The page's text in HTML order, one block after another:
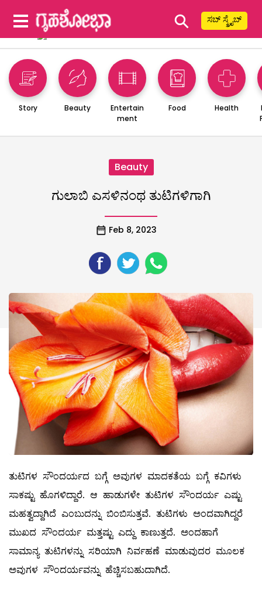
⚲ ಸಬ್ ಸ್ಕ್ರೈಬ್
Story Beauty
Entertain
ment
Food Health
Beauty
ಗುಲಾಬಿ ಎಸಳಿನಂಥ ತುಟಿಗಳಿಗಾಗಿ
Feb 8, 2023
ತುಟಿಗಳ ಸೌಂದರ್ಯದ ಬಗ್ಗೆ ಅವುಗಳ ಮಾದಕತೆಯ ಬಗ್ಗೆ ಕವಿಗಳು
ಸಾಕಷ್ಟು ಹೊಗಳಿದ್ದಾರೆ. ಆ ಹಾಡುಗಳೇ ತುಟಿಗಳ ಸೌಂದರ್ಯ ಎಷ್ಟು
ಮಹತ್ವದ್ದಾಗಿದೆ ಎಂಬುದನ್ನು ಬಿಂಬಿಸುತ್ತವೆ. ತುಟಿಗಳು ಅಂದವಾಗಿದ್ದರೆ
ಮುಖದ ಸೌಂದರ್ಯ ಮತ್ತಷ್ಟು ಎದ್ದು ಕಾಣುತ್ತದೆ. ಅಂದಹಾಗೆ
ಸಾಮಾನ್ಯ ತುಟಿಗಳನ್ನು ಸರಿಯಾಗಿ ನಿರ್ವಹಣೆ ಮಾಡುವುದರ ಮೂಲಕ
ಅವುಗಳ ಸೌಂದರ್ಯವನ್ನು ಹೆಚ್ಚಿಸಬಹುದಾಗಿದೆ.